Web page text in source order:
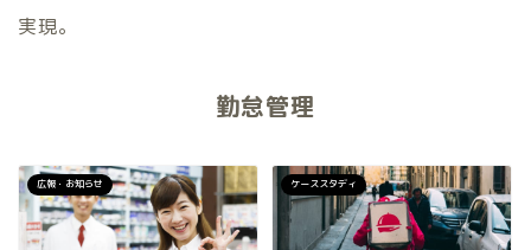
実現。
勤怠管理
広報・お知らせ ケーススタディ